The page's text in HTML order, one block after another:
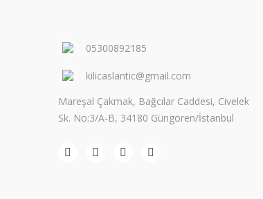
05300892185
kilicaslantic@gmail.com
Mareşal Çakmak, Bağcılar Caddesi, Civelek
Sk. No:3/A-B, 34180 Güngören/İstanbul